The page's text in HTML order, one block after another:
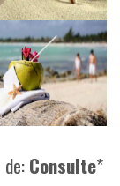
Consulte*